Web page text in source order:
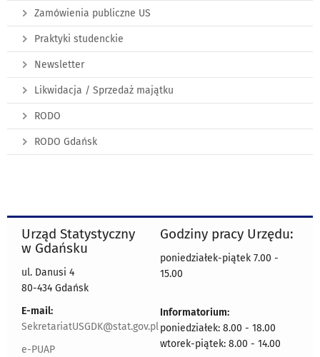
Zamówienia publiczne US
Praktyki studenckie
Newsletter
Likwidacja / Sprzedaż majątku
RODO
RODO Gdańsk
Urząd Statystyczny
w Gdańsku
ul. Danusi 4
80-434 Gdańsk
E-mail:
SekretariatUSGDK@stat.gov.pl
e-PUAP
Godziny pracy Urzędu:
poniedziałek-piątek 7.00 -
15.00
Informatorium:
poniedziałek: 8.00 - 18.00
wtorek-piątek: 8.00 - 14.00